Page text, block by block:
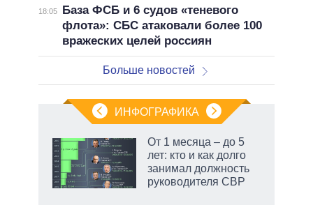
18:05
База ФСБ и 6 судов «теневого
флота»: СБС атаковали более 100
вражеских целей россиян
Больше новостей
ИНФОГРАФИКА
От 1 месяца – до 5
лет: кто и как долго
занимал должность
руководителя СВР